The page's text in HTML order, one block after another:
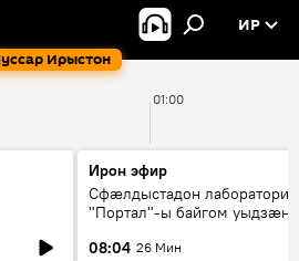
Ирыстон
ИР
01:00
Ирон эфир
Сфæлдыстадон лаборатори
"Портал"-ы байгом уыдзæн
Æхсары куыстыты равдыст
08:04 26 Мин